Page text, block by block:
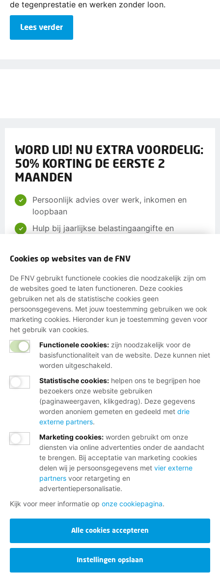
de tegenprestatie en werken zonder loon.
Lees verder
WORD LID! NU EXTRA VOORDELIG:
50% KORTING DE EERSTE 2
MAANDEN
Persoonlijk advies over werk, inkomen en
loopbaan
Hulp bij jaarlijkse belastingaangifte en
Ondersteuning bij beroepsziekten en
Invloed op jouw arbeidsvoorwaarden via je
cao
Begeleiding bij Wao, Wajong, Wia, Ziekte- en
Participatiewet
Korting op verzekeringen, energie,
boodschappen en meer
Word lid
Of maak een ander lid en verdien een tientje
Wij helpen je graag
Bij al je vragen over werk, inkomen en
Neem contact op met de FNV
Vragen over werk en inkomen
Cookies op websites van de FNV
De FNV gebruikt functionele cookies die noodzakelijk zijn om
de websites goed te laten functioneren. Deze cookies
gebruiken net als de statistische cookies geen
persoonsgegevens. Met jouw toestemming gebruiken we ook
marketing cookies. Hieronder kun je toestemming geven voor
het gebruik van cookies.
Functionele cookies: zijn noodzakelijk voor de
basisfunctionaliteit van de website. Deze kunnen niet
worden uitgeschakeld.
Statistische cookies: helpen ons te begrijpen hoe
bezoekers onze website gebruiken
(paginaweergaven, klikgedrag). Deze gegevens
worden anoniem gemeten en gedeeld met drie
externe partners.
Marketing cookies: worden gebruikt om onze
diensten via online advertenties onder de aandacht
te brengen. Bij acceptatie van marketing cookies
delen wij je persoonsgegevens met vier externe
partners voor retargeting en
advertentiepersonalisatie.
Kijk voor meer informatie op onze cookiepagina.
Alle cookies accepteren
Instellingen opslaan